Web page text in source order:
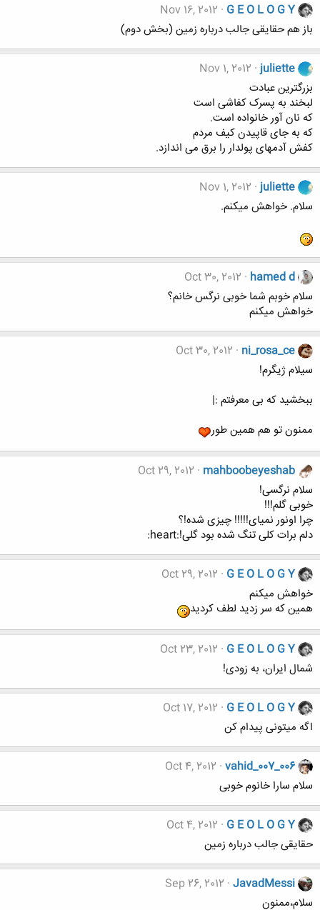
G E O L O G Y
Nov 16, 2012
باز هم حقایقی جالب درباره زمین (بخش دوم)
juliette
Nov 1, 2012
بزرگترین عبادت
لبخند به پسرک کفاشی است
که نان آور خانواده است.
که به جای قاپیدن کیف مردم
کفش آدمهای پولدار را برق می اندازد.
juliette
Nov 1, 2012
سلام. خواهش میکنم.
hamed d
Oct 30, 2012
سلام خوبم شما خوبی نرگس خانم؟
خواهش میکنم
ni_rosa_ce
Oct 30, 2012
سیلام ژیگرم!
ببخشید که بی معرفتم :|
ممنون تو هم همین طور
mahboobeyeshab
Oct 29, 2012
سلام نرگسی!
خوبی گلم!!!
چرا اونور نمیای!!!!! چیزی شده!؟
دلم برات کلی تنگ شده بود گلی!:heart:
G E O L O G Y
Oct 29, 2012
خواهش میکنم
همین که سر زدید لطف کردید
G E O L O G Y
Oct 23, 2012
شمال ایران، به زودی!
G E O L O G Y
Oct 17, 2012
اگه میتونی پیدام کن
vahid_007_006
Oct 4, 2012
سلام سارا خانوم خوبی
G E O L O G Y
Oct 4, 2012
حقایقی جالب درباره زمین
JavadMessi
Sep 26, 2012
سلام،ممنون